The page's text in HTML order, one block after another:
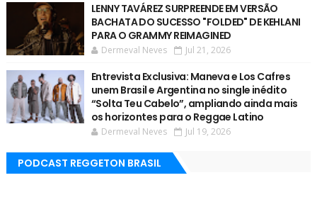
LENNY TAVÁREZ SURPREENDE EM VERSÃO
BACHATA DO SUCESSO "FOLDED" DE KEHLANI
PARA O GRAMMY REIMAGINED
Dermeval Neves Jul 21, 2026
Entrevista Exclusiva: Maneva e Los Cafres
unem Brasil e Argentina no single inédito
“Solta Teu Cabelo”, ampliando ainda mais
os horizontes para o Reggae Latino
Dermeval Neves Jul 19, 2026
PODCAST REGGETON BRASIL